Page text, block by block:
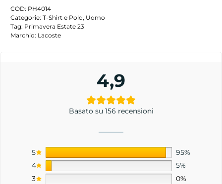
COD: PH4014
Categorie: T-Shirt e Polo, Uomo
Tag: Primavera Estate 23
Marchio: Lacoste
4,9
Basato su 156 recensioni
5
95%
4
5%
3
0%